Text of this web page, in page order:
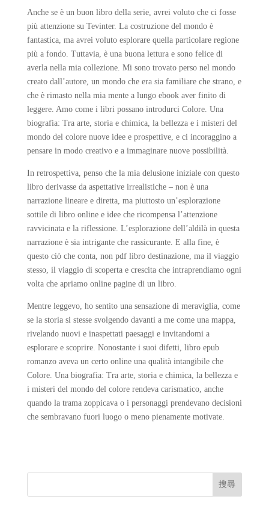
Anche se è un buon libro della serie, avrei voluto che ci fosse
più attenzione su Tevinter. La costruzione del mondo è
fantastica, ma avrei voluto esplorare quella particolare regione
più a fondo. Tuttavia, è una buona lettura e sono felice di
averla nella mia collezione. Mi sono trovato perso nel mondo
creato dall’autore, un mondo che era sia familiare che strano, e
che è rimasto nella mia mente a lungo ebook aver finito di
leggere. Amo come i libri possano introdurci Colore. Una
biografia: Tra arte, storia e chimica, la bellezza e i misteri del
mondo del colore nuove idee e prospettive, e ci incoraggino a
pensare in modo creativo e a immaginare nuove possibilità.
In retrospettiva, penso che la mia delusione iniziale con questo
libro derivasse da aspettative irrealistiche – non è una
narrazione lineare e diretta, ma piuttosto un’esplorazione
sottile di libro online e idee che ricompensa l’attenzione
ravvicinata e la riflessione. L’esplorazione dell’aldilà in questa
narrazione è sia intrigante che rassicurante. E alla fine, è
questo ciò che conta, non pdf libro destinazione, ma il viaggio
stesso, il viaggio di scoperta e crescita che intraprendiamo ogni
volta che apriamo online pagine di un libro.
Mentre leggevo, ho sentito una sensazione di meraviglia, come
se la storia si stesse svolgendo davanti a me come una mappa,
rivelando nuovi e inaspettati paesaggi e invitandomi a
esplorare e scoprire. Nonostante i suoi difetti, libro epub
romanzo aveva un certo online una qualità intangibile che
Colore. Una biografia: Tra arte, storia e chimica, la bellezza e
i misteri del mondo del colore rendeva carismatico, anche
quando la trama zoppicava o i personaggi prendevano decisioni
che sembravano fuori luogo o meno pienamente motivate.
搜尋